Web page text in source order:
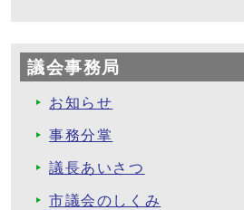
議会事務局
お知らせ
事務分掌
議長あいさつ
市議会のしくみ